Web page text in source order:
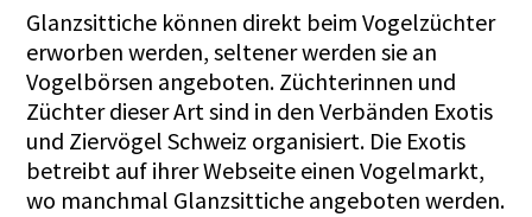
Glanzsittiche können direkt beim Vogelzüchter
erworben werden, seltener werden sie an
Vogelbörsen angeboten. Züchterinnen und
Züchter dieser Art sind in den Verbänden Exotis
und Ziervögel Schweiz organisiert. Die Exotis
betreibt auf ihrer Webseite einen Vogelmarkt,
wo manchmal Glanzsittiche angeboten werden.